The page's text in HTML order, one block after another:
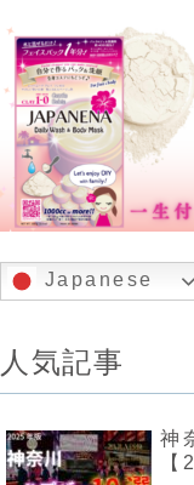
Japanese
人気記事
神
【